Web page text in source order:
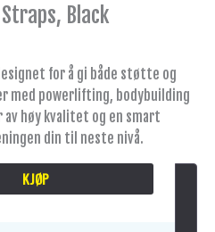
Black
for å gi både støtte og
med powerlifting, bodybuilding
høy kvalitet og en smart
din til neste nivå.
KJØP